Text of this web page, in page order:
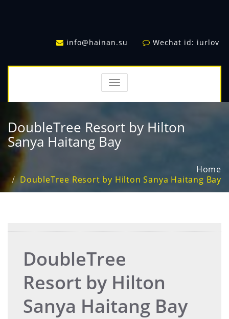
info@hainan.su Wechat id: iurlov
TOGGLE
NAVIGATION
DoubleTree Resort by Hilton
Sanya Haitang Bay
Home
DoubleTree Resort by Hilton Sanya Haitang Bay
DoubleTree
Resort by Hilton
Sanya Haitang Bay